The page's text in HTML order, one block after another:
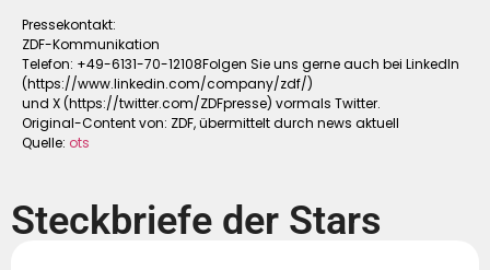
Pressekontakt:
ZDF-Kommunikation
Telefon: +49-6131-70-12108Folgen Sie uns gerne auch bei LinkedIn
(https://www.linkedin.com/company/zdf/)
und X (https://twitter.com/ZDFpresse) vormals Twitter.
Original-Content von: ZDF, übermittelt durch news aktuell
Quelle: ots
Steckbriefe der Stars